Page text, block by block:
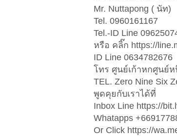
Mr. Nuttapong ( นัท)
Tel. 0960161167
Tel.-ID Line
หรือ คลิ๊ก https://
ID Line 0634782676
โทร ศูนย์เก้าหกศูนย์
TEL. Zero Nine Six
พูดคุยกับเราได้ที่
Inbox Line https://
Whatapps
Or Click https://